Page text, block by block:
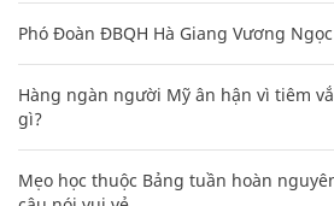
Phó Đoàn ĐBQH Hà Giang Vương
Hàng ngàn người Mỹ ân hận vì tiêm
gì?
Mẹo học thuộc Bảng tuần hoàn